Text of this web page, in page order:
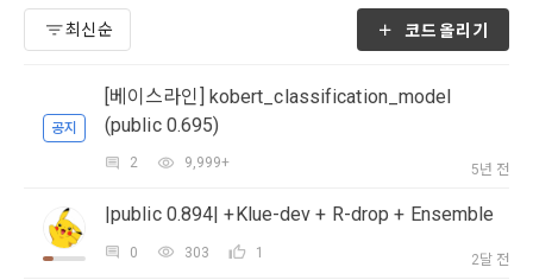
2. "서비스"라 함은 “대회”, “교육”, “인재풀 등록” 등 사이트에서
제공하는 모든 서비스를 말한다. 그 외 "회사"가 운영하는 사이
분류, 가공, 집계하여 정보를 제공하는 서비스를 포함한다.
3. "개인회원"이라 함은 서비스를 이용하기 위하여 이 약관에 동
의하고 "회사"와 이용 계약을 체결한 개인을 말한다.
하여 본인의 개인정보와 프로젝트, 코드 등을 공유한 자로서, 채
용 의뢰 “기업회원”에게 개인정보, 프로젝트, 코드 등을 제공하
정보주체로서 이용자는 자신의 개인정보에 대해 어떤 권리를 가
드립니다. 또한, 법정대리인(부모 등)이 만14세 미만 아동의 개
인정보 보호를 위해 어떤 권리를 행사할 수 있는지도 함께 안내
합니다.
개인정보 침해사고가 발생하는 경우, 추가적인 피해를 예방하고
이미 발생한 피해를 복구하기 위해 누구에게 연락하여 어떤 도
움을 받을 수 있는지 알려 드립니다.
2. 미동의 시 불이익 사항
개인정보보호법 제22조 제5항에 의해 선택정보 사항에 대해서
는 동의 거부 하시더라도 서비스 이용에 제한되지 않습니다.
단, 할인, 이벤트 및 이용자 맞춤형 상품 추천 등의 마케팅 정보
안내 서비스가 제한됩니다.
3. 서비스 정보 수신 동의 철회
코드올리기
공지
[베이스라인] kobert_classification_model
(public 0.695)
2 9,999+ 5년 전
|public 0.894| +Klue-dev + R-drop + Ensemble
0 303 1 2달 전